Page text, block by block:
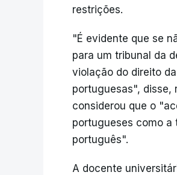
restrições.
"É evidente que se
para um tribunal da
violação do direito
portuguesas", disse,
considerou que o
portugueses como a
português".
A docente